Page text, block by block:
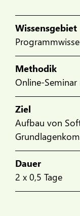
Wissensgebiet
Methodik
Online-
Ziel
Aufbau von
Dauer
2 x 0,5 Tage